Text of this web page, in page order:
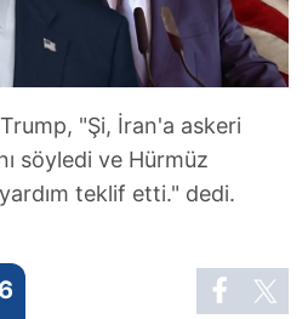
"Şi, İran'a askeri
söyledi ve Hürmüz
teklif etti." dedi.